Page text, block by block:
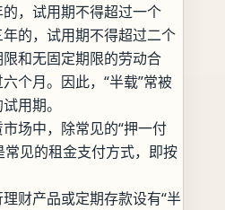
，试用期不得超过一个
的，试用期不得超过二个
和无固定期限的劳动合
个月。因此，“半载”常被
用期。
场中，除常见的“押一付
常见的租金支付方式，即按
财产品或定期存款设有“半